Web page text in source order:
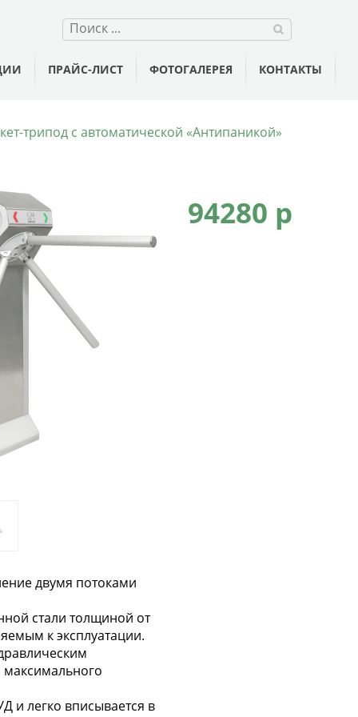
ПРАЙС-ЛИСТ ФОТОГАЛЕРЕЯ КОНТАКТЫ
трипод с автоматической «Антипаникой»
двумя потоками
стали толщиной от
к эксплуатации.
максимального
и легко вписывается в
94280 p